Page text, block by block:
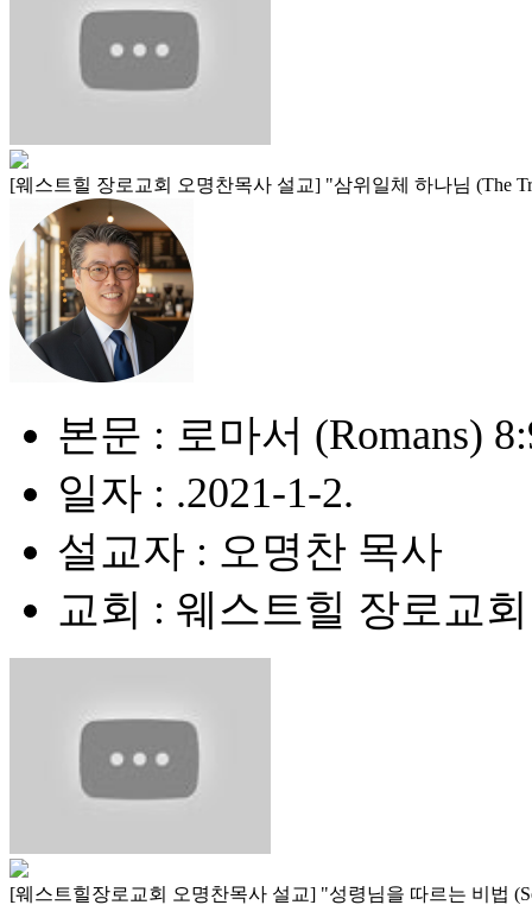
[웨스트힐 장로교회 오명찬목사 설교] "삼위일체 하나님 (The
본문 : 로마서 (Romans)
일자 : .2021-1-2.
설교자 : 오명찬 목사
교회 : 웨스트힐 장로교회
[웨스트힐장로교회 오명찬목사 설교] "성령님을 따르는 비법